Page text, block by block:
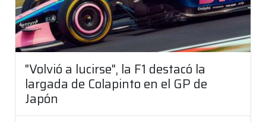
"Volvió a lucirse", la F1 destacó la
largada de Colapinto en el GP de
Japón